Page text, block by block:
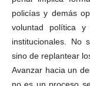
policías y demás
voluntad política
institucionales. No
sino de replantear
Avanzar hacia un